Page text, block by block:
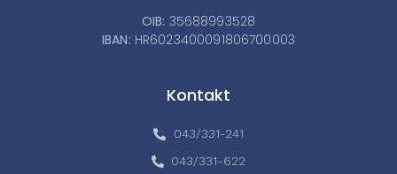
OIB: 35688993528
IBAN: HR6023400091806700003
Kontakt
043/331-241
043/331-622